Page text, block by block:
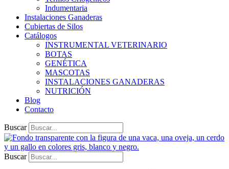
Indumentaria
Instalaciones Ganaderas
Cubiertas de Silos
Catálogos
INSTRUMENTAL VETERINARIO
BOTAS
GENÉTICA
MASCOTAS
INSTALACIONES GANADERAS
NUTRICIÓN
Blog
Contacto
Buscar
Buscar